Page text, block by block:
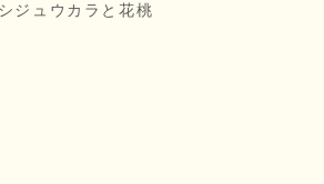
シジュウカラと花桃